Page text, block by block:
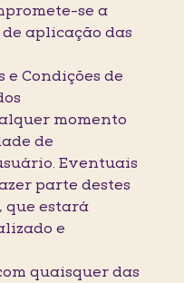
se a
aplicação das
e Condições de
momento
de
Eventuais
parte destes
que estará
e
quaisquer das